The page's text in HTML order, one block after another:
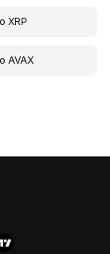
XRP
AVAX